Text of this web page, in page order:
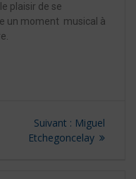
plaisir de se
un moment musical à
Suivant : Miguel
Etchegoncelay